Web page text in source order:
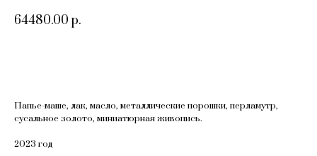
64480.00 р.
Папье-маше, лак, масло, металлические порошки, перламутр,
сусальное золото, миниатюрная живопись.
2023 год